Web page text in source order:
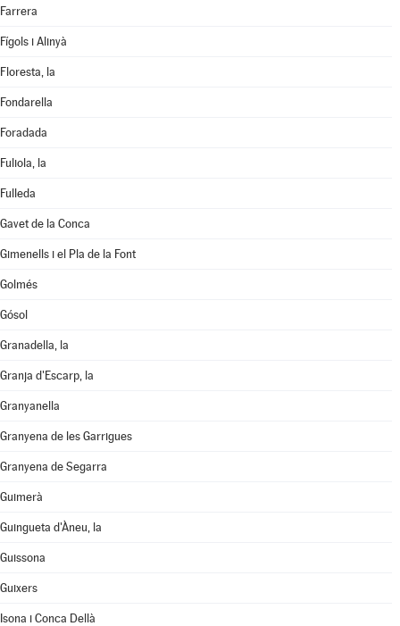
Farrera
Fígols i Alinyà
Floresta, la
Fondarella
Foradada
Fuliola, la
Fulleda
Gavet de la Conca
Gimenells i el Pla de la Font
Golmés
Gósol
Granadella, la
Granja d'Escarp, la
Granyanella
Granyena de les Garrigues
Granyena de Segarra
Guimerà
Guingueta d'Àneu, la
Guissona
Guixers
Isona i Conca Dellà